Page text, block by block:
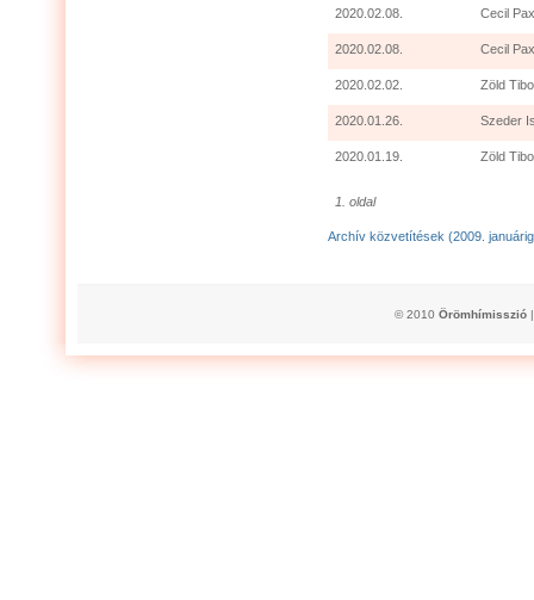
2020.02.08. Cecil
2020.02.08. Cecil
2020.02.02. Zöld
2020.01.26. Szeder
2020.01.19. Zöld
1. oldal
Archív közvetítések (2009.
© 2010 Örömhímisszió